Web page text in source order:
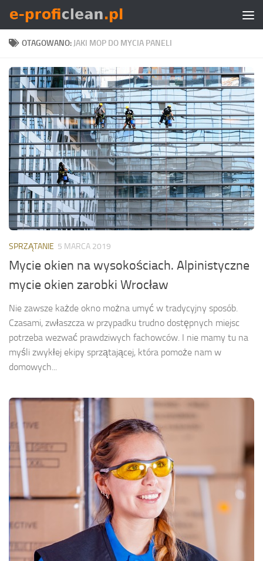
Skip to content
OTAGOWANO: JAKI MOP DO MYCIA PANELI
SPRZĄTANIE 5 MARCA 2019
Mycie okien na wysokościach. Alpinistyczne
mycie okien zarobki Wrocław
Nie zawsze każde okno można umyć w tradycyjny sposób.
Czasami, zwłaszcza w przypadku trudno dostępnych miejsc
potrzeba wezwać prawdziwych fachowców. I nie mamy tu na
myśli zwykłej ekipy sprzątającej, która pomoże nam w
domowych...